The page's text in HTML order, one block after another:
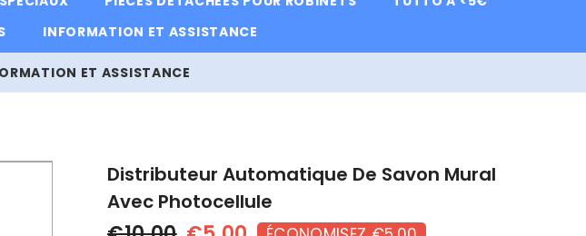
INFORMATION ET ASSISTANCE
ET ASSISTANCE
Distributeur Automatique De Savon Mural
Avec Photocellule